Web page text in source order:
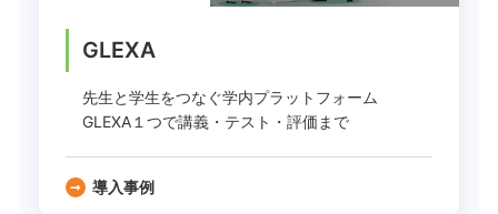
GLEXA
先生と学生をつなぐ学内プラットフォーム
GLEXA１つで講義・テスト・評価まで
導入事例